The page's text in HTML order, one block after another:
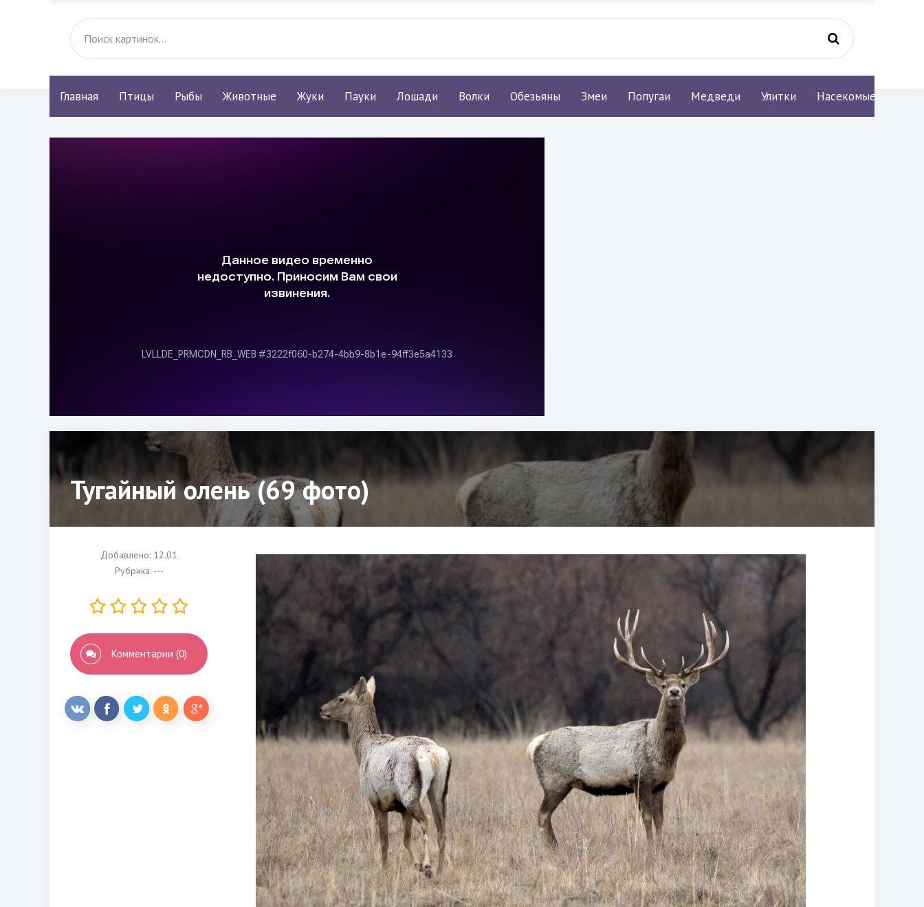
Главная Птицы Рыбы Животные Жуки Пауки Лошади Волки Обезьяны Змеи Попугаи Медведи Улитки Насекомые
Тугайный олень (69 фото)
Добавлено: 12.01
Рубрика: ---
Комментарии (0)